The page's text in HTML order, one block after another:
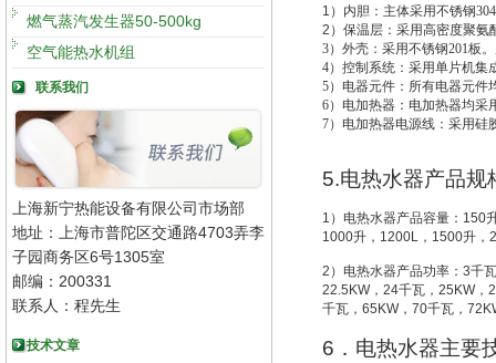
燃气蒸汽发生器50-500kg
空气能热水机组
联系我们
上海新宁热能设备有限公司市场部
地址：上海市普陀区交通路4703弄李
子园商务区6号1305室
邮编：200331
联系人：程先生
技术文章
1 ） 内胆：主体采用不锈钢
2 ） 保温层：采用高密度聚氨
3）外壳：采用不锈钢201板
4）控制系统：采用单片机集
5）电器元件：所有电器元件
6）电加热器：电加热器均采
7）电加热器电源线：采用硅
5.电热水器产品规
1 ）电热水器产品容量： 150
1000升 ， 1200L ， 1500升 ，
2 ）电热水器产品功率： 3千
22.5KW， 24千瓦， 25KW，
千瓦， 65KW， 70千瓦，
6 ．电热水器主要